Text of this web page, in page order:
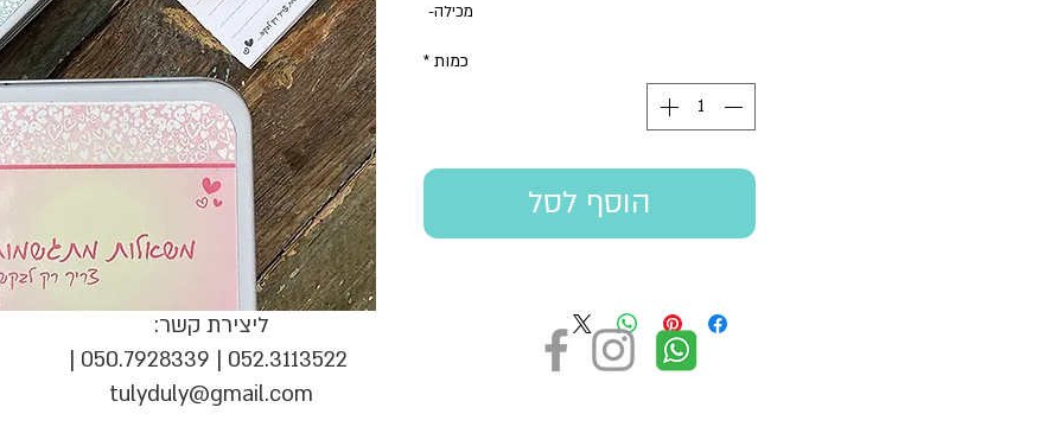
מכילה-
עטכמות *
הוסף לסל
ליצירת קשר:
tulyduly@gmail.com